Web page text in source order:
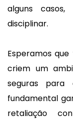
alguns
disciplinar.
Esperamos
criem um
seguras para
fundamental
retaliação